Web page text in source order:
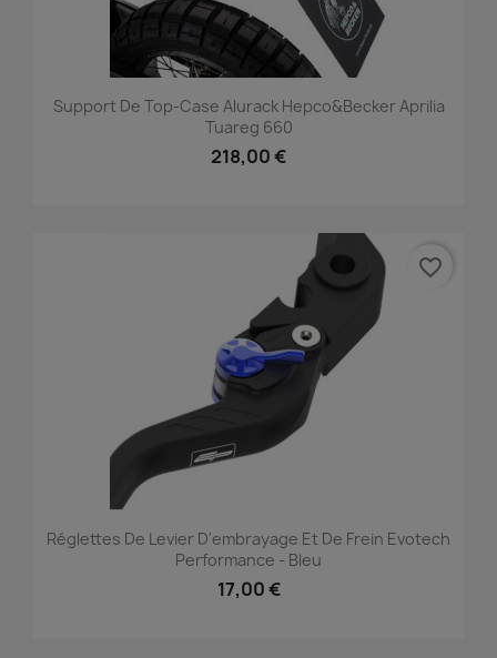
Support De Top-Case Alurack Hepco&Becker Aprilia
Tuareg 660
218,00 €
Réglettes De Levier D'embrayage Et De Frein Evotech
Performance - Bleu
17,00 €
favorite_border